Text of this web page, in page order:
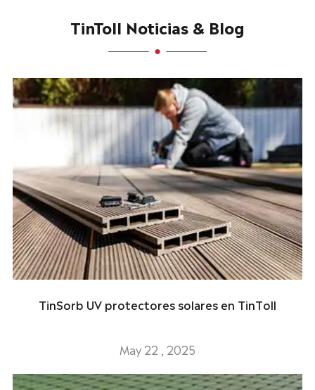
TinToll Noticias & Blog
TinSorb UV protectores solares en TinToll
May 22 , 2025